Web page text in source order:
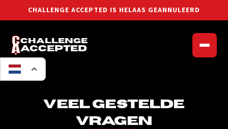
CHALLENGE ACCEPTED IS HELAAS GEANNULEERD
Challenge
accepted
Veel gestelde
vragen